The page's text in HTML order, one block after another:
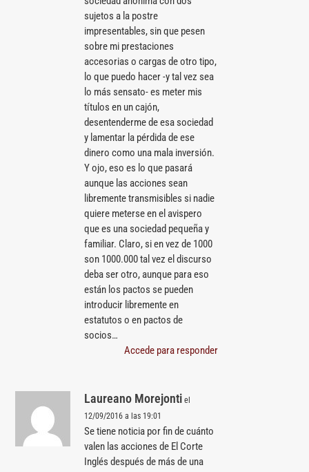
sujetos a la postre
impresentables, sin que pesen
sobre mi prestaciones
accesorias o cargas de otro tipo,
lo que puedo hacer -y tal vez sea
lo más sensato- es meter mis
títulos en un cajón,
desentenderme de esa sociedad
y lamentar la pérdida de ese
dinero como una mala inversión.
Y ojo, eso es lo que pasará
aunque las acciones sean
libremente transmisibles si nadie
quiere meterse en el avispero
que es una sociedad pequeña y
familiar. Claro, si en vez de 1000
son 1000.000 tal vez el discurso
deba ser otro, aunque para eso
están los pactos se pueden
introducir libremente en
estatutos o en pactos de
socios…
Accede para responder
Laureano Morejonti el
12/09/2016 a las 19:01
Se tiene noticia por fin de cuánto
valen las acciones de El Corte
Inglés después de más de una